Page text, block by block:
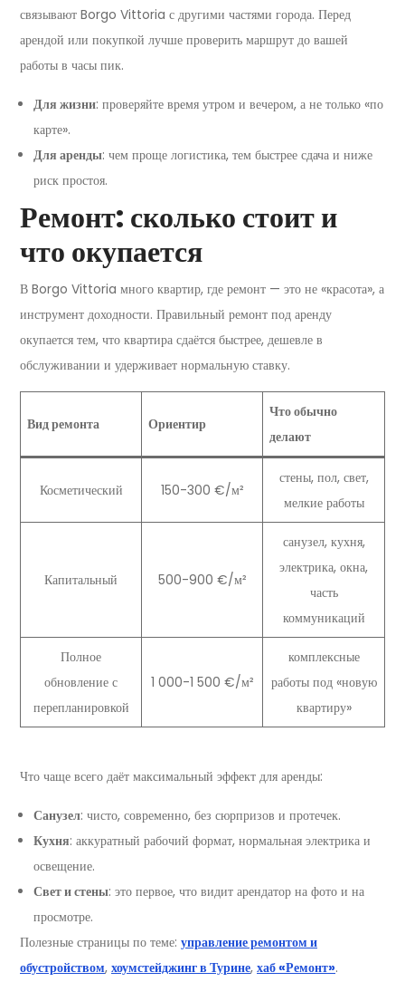
связывают Borgo Vittoria с другими частями города. Перед
арендой или покупкой лучше проверить маршрут до вашей
работы в часы пик.
Для жизни: проверяйте время утром и вечером, а не только «по
карте».
Для аренды: чем проще логистика, тем быстрее сдача и ниже
риск простоя.
Ремонт: сколько стоит и
что окупается
В Borgo Vittoria много квартир, где ремонт — это не «красота», а
инструмент доходности. Правильный ремонт под аренду
окупается тем, что квартира сдаётся быстрее, дешевле в
обслуживании и удерживает нормальную ставку.
Вид ремонта Ориентир
Что обычно
делают
Косметический 150-300 €/м²
стены, пол, свет,
мелкие работы
Капитальный 500-900 €/м²
санузел, кухня,
электрика, окна,
часть
коммуникаций
Полное
обновление с
перепланировкой
1 000-1 500 €/м²
комплексные
работы под «новую
квартиру»
Что чаще всего даёт максимальный эффект для аренды:
Санузел: чисто, современно, без сюрпризов и протечек.
Кухня: аккуратный рабочий формат, нормальная электрика и
освещение.
Свет и стены: это первое, что видит арендатор на фото и на
просмотре.
Полезные страницы по теме: управление ремонтом и
обустройством, хоумстейджинг в Турине, хаб «Ремонт».